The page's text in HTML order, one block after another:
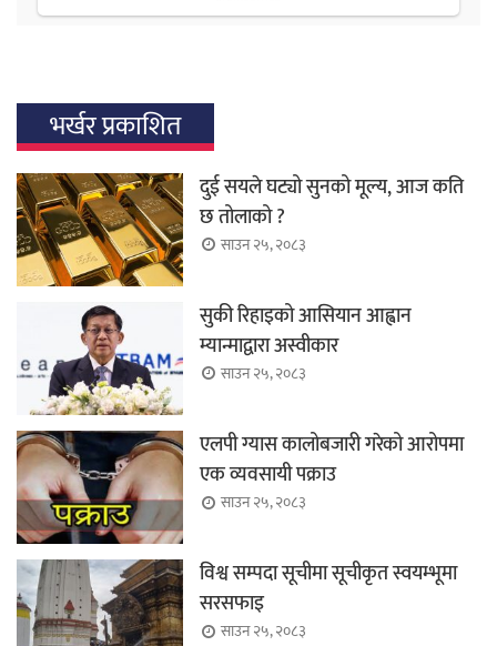
भर्खर प्रकाशित
दुई सयले घट्यो सुनको मूल्य, आज कति
छ तोलाको ?
साउन २५, २०८३
सुकी रिहाइको आसियान आह्वान
म्यान्माद्वारा अस्वीकार
साउन २५, २०८३
एलपी ग्यास कालोबजारी गरेको आरोपमा
एक व्यवसायी पक्राउ
साउन २५, २०८३
विश्व सम्पदा सूचीमा सूचीकृत स्वयम्भूमा
सरसफाइ
साउन २५, २०८३